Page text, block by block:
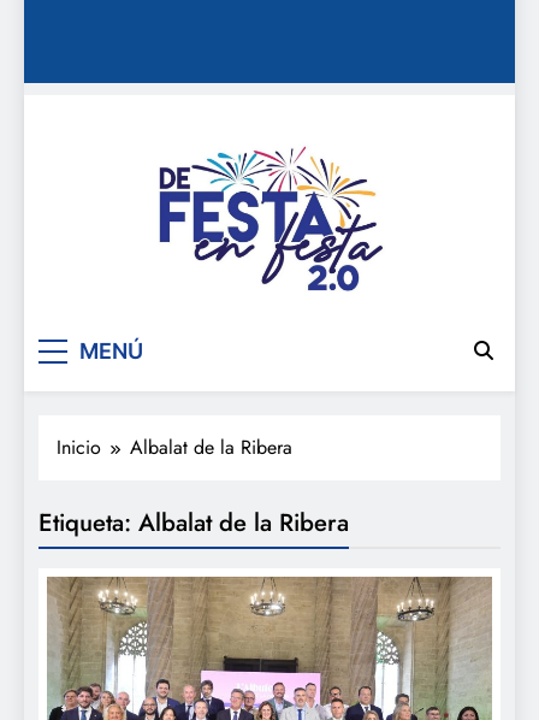
De festa en festa 2.0
MENÚ
Inicio Albalat de la Ribera
Etiqueta: Albalat de la Ribera